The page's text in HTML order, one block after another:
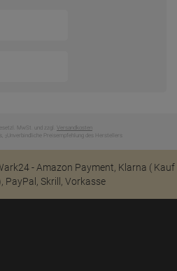
MwSt. und zzgl. Versandkosten
Unverbindliche Preisempfehlung des Herstellers